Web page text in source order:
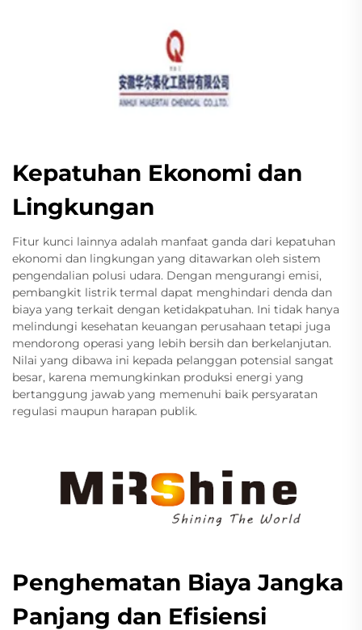
Kepatuhan Ekonomi dan
Lingkungan
Fitur kunci lainnya adalah manfaat ganda dari kepatuhan
ekonomi dan lingkungan yang ditawarkan oleh sistem
pengendalian polusi udara. Dengan mengurangi emisi,
pembangkit listrik termal dapat menghindari denda dan
biaya yang terkait dengan ketidakpatuhan. Ini tidak hanya
melindungi kesehatan keuangan perusahaan tetapi juga
mendorong operasi yang lebih bersih dan berkelanjutan.
Nilai yang dibawa ini kepada pelanggan potensial sangat
besar, karena memungkinkan produksi energi yang
bertanggung jawab yang memenuhi baik persyaratan
regulasi maupun harapan publik.
Penghematan Biaya Jangka
Panjang dan Efisiensi